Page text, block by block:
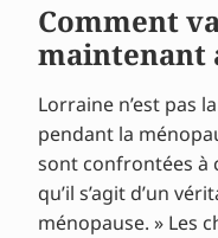
Comment
maintenant
Lorraine n’est pas
pendant la
sont confrontées à
qu’il s’agit d’un
ménopause. » Les